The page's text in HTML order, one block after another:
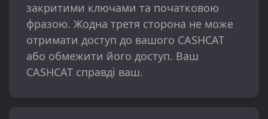
закритими ключами та початковою
фразою. Жодна третя сторона не може
отримати доступ до вашого CASHCAT
або обмежити його доступ. Ваш
CASHCAT справді ваш.